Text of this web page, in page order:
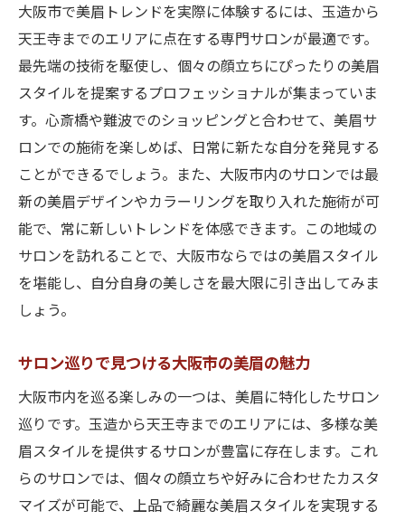
大阪市で美眉トレンドを実際に体験するには、玉造から
天王寺までのエリアに点在する専門サロンが最適です。
最先端の技術を駆使し、個々の顔立ちにぴったりの美眉
スタイルを提案するプロフェッショナルが集まっていま
す。心斎橋や難波でのショッピングと合わせて、美眉サ
ロンでの施術を楽しめば、日常に新たな自分を発見する
ことができるでしょう。また、大阪市内のサロンでは最
新の美眉デザインやカラーリングを取り入れた施術が可
能で、常に新しいトレンドを体感できます。この地域の
サロンを訪れることで、大阪市ならではの美眉スタイル
を堪能し、自分自身の美しさを最大限に引き出してみま
しょう。
サロン巡りで見つける大阪市の美眉の魅力
大阪市内を巡る楽しみの一つは、美眉に特化したサロン
巡りです。玉造から天王寺までのエリアには、多様な美
眉スタイルを提供するサロンが豊富に存在します。これ
らのサロンでは、個々の顔立ちや好みに合わせたカスタ
マイズが可能で、上品で綺麗な美眉スタイルを実現する